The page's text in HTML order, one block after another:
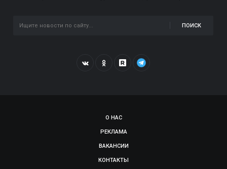
ПОИСК
О НАС
РЕКЛАМА
ВАКАНСИИ
КОНТАКТЫ